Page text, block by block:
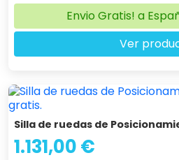
Envio Gratis! a
Ver
Silla de ruedas de
1.131,00 €